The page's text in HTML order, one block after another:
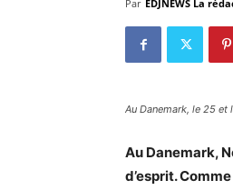
Par EDJNEWS La
Au Danemark, le 25
Au Danemark,
d’esprit.